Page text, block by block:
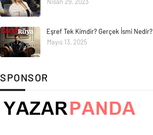
Eşref Tek Kimdir? Gerçek İsmi Nedir?
Mayıs 13, 2025
SPONSOR